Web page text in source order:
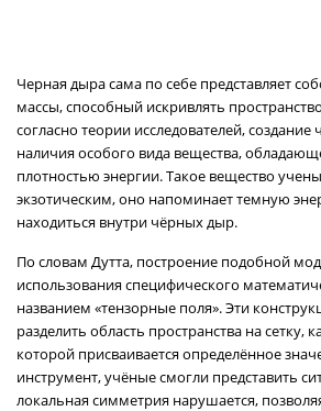
Черная дыра сама по себе представляет
массы, способный искривлять
согласно теории исследователей,
наличия особого вида вещества,
плотностью энергии. Такое вещество
экзотическим, оно напоминает темную
находиться внутри чёрных дыр.
По словам Дутта, построение подобной
использования специфического
названием «тензорные поля». Эти
разделить область пространства на сетку,
которой присваивается определённое
инструмент, учёные смогли представить
локальная симметрия нарушается,